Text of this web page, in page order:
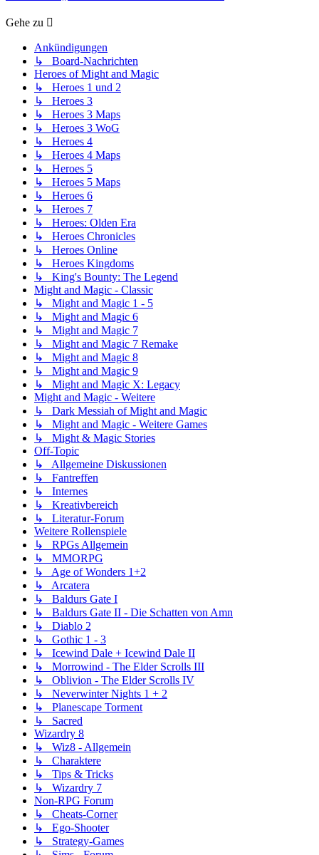
Gehe zu
Ankündigungen
↳ Board-Nachrichten
Heroes of Might and Magic
↳ Heroes 1 und 2
↳ Heroes 3
↳ Heroes 3 Maps
↳ Heroes 3 WoG
↳ Heroes 4
↳ Heroes 4 Maps
↳ Heroes 5
↳ Heroes 5 Maps
↳ Heroes 6
↳ Heroes 7
↳ Heroes: Olden Era
↳ Heroes Chronicles
↳ Heroes Online
↳ Heroes Kingdoms
↳ King's Bounty: The Legend
Might and Magic - Classic
↳ Might and Magic 1 - 5
↳ Might and Magic 6
↳ Might and Magic 7
↳ Might and Magic 7 Remake
↳ Might and Magic 8
↳ Might and Magic 9
↳ Might and Magic X: Legacy
Might and Magic - Weitere
↳ Dark Messiah of Might and Magic
↳ Might and Magic - Weitere Games
↳ Might & Magic Stories
Off-Topic
↳ Allgemeine Diskussionen
↳ Fantreffen
↳ Internes
↳ Kreativbereich
↳ Literatur-Forum
Weitere Rollenspiele
↳ RPGs Allgemein
↳ MMORPG
↳ Age of Wonders 1+2
↳ Arcatera
↳ Baldurs Gate I
↳ Baldurs Gate II - Die Schatten von Amn
↳ Diablo 2
↳ Gothic 1 - 3
↳ Icewind Dale + Icewind Dale II
↳ Morrowind - The Elder Scrolls III
↳ Oblivion - The Elder Scrolls IV
↳ Neverwinter Nights 1 + 2
↳ Planescape Torment
↳ Sacred
Wizardry 8
↳ Wiz8 - Allgemein
↳ Charaktere
↳ Tips & Tricks
↳ Wizardry 7
Non-RPG Forum
↳ Cheats-Corner
↳ Ego-Shooter
↳ Strategy-Games